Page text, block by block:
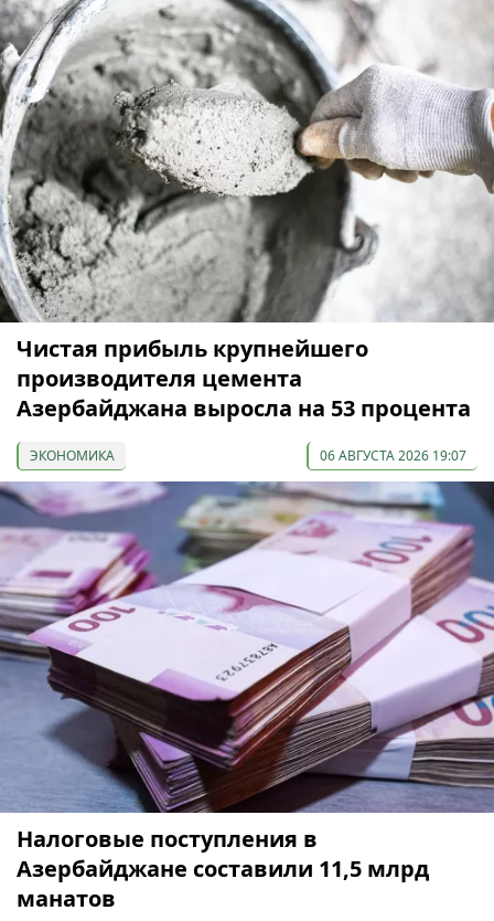
Чистая прибыль крупнейшего
производителя цемента
Азербайджана выросла на 53 процента
ЭКОНОМИКА 06 АВГУСТА 2026 19:07
Налоговые поступления в
Азербайджане составили 11,5 млрд
манатов